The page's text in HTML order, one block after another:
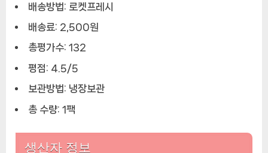
배송방법: 로켓프레시
배송료: 2,500원
총평가수: 132
평점: 4.5/5
보관방법: 냉장보관
총 수량: 1팩
생산자 정보